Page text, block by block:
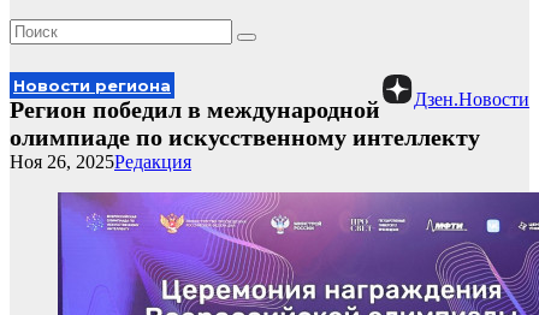
Дзен.Новости
Новости региона
Регион победил в международной
олимпиаде по искусственному интеллекту
Редакция
Ноя 26, 2025